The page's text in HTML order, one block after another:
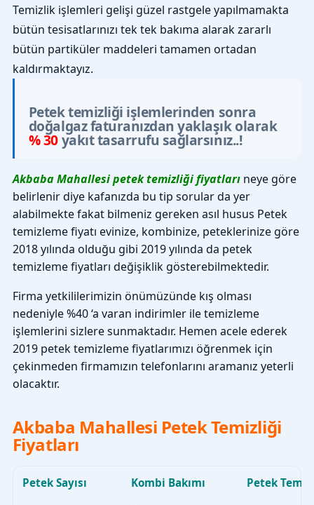
Temizlik işlemleri gelişi güzel rastgele yapılmamakta
bütün tesisatlarınızı tek tek bakıma alarak zararlı
bütün partiküler maddeleri tamamen ortadan
kaldırmaktayız.
Petek temizliği işlemlerinden sonra
doğalgaz faturanızdan yaklaşık olarak
% 30yakıt tasarrufu sağlarsınız..!
Akbaba Mahallesi petek temizliği fiyatlarıneye göre
belirlenir diye kafanızda bu tip sorular da yer
alabilmekte fakat bilmeniz gereken asıl husus Petek
temizleme fiyatı evinize, kombinize, peteklerinize göre
2018 yılında olduğu gibi 2019 yılında da petek
temizleme fiyatları değişiklik gösterebilmektedir.
Firma yetkililerimizin önümüzünde kış olması
nedeniyle %40 ‘a varan indirimler ile temizleme
işlemlerini sizlere sunmaktadır. Hemen acele ederek
2019 petek temizleme fiyatlarımızı öğrenmek için
çekinmeden firmamızın telefonlarını aramanız yeterli
olacaktır.
Akbaba Mahallesi Petek Temizliği
Fiyatları
Petek Sayısı Kombi Bakımı Petek